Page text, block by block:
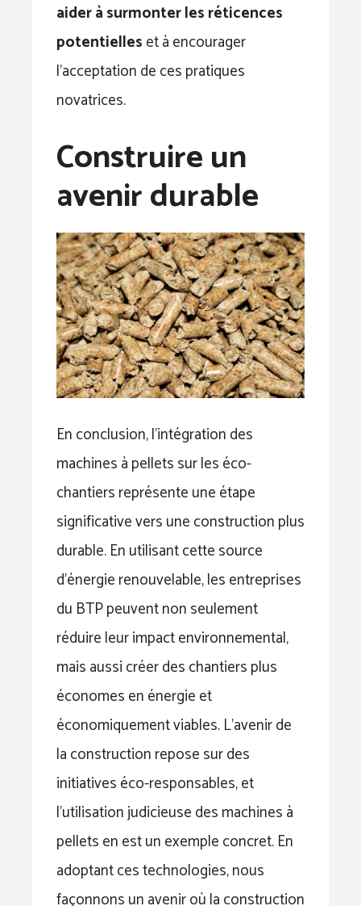
aider à surmonter les réticences
potentielleset à encourager
l’acceptation de ces pratiques
novatrices.
Construire un
avenir durable
En conclusion, l’intégration des
machines à pellets sur les éco-
chantiers représente une étape
significative vers une construction plus
durable. En utilisant cette source
d’énergie renouvelable, les entreprises
du BTP peuvent non seulement
réduire leur impact environnemental,
mais aussi créer des chantiers plus
économes en énergie et
économiquement viables. L’avenir de
la construction repose sur des
initiatives éco-responsables, et
l’utilisation judicieuse des machines à
pellets en est un exemple concret. En
adoptant ces technologies, nous
façonnons un avenir où la construction